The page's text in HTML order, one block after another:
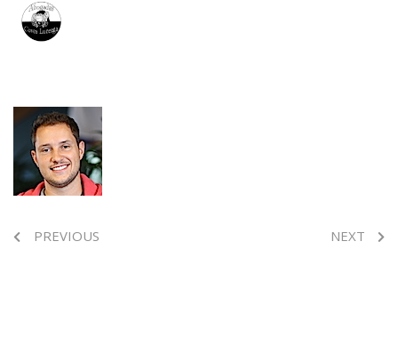
PREVIOUS NEXT